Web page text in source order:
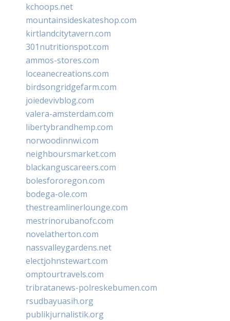
kchoops.net
mountainsideskateshop.com
kirtlandcitytavern.com
301nutritionspot.com
ammos-stores.com
loceanecreations.com
birdsongridgefarm.com
joiedevivblog.com
valera-amsterdam.com
libertybrandhemp.com
norwoodinnwi.com
neighboursmarket.com
blackanguscareers.com
bolesfororegon.com
bodega-ole.com
thestreamlinerlounge.com
mestrinorubanofc.com
novelatherton.com
nassvalleygardens.net
electjohnstewart.com
omptourtravels.com
tribratanews-polreskebumen.com
rsudbayuasih.org
publikjurnalistik.org